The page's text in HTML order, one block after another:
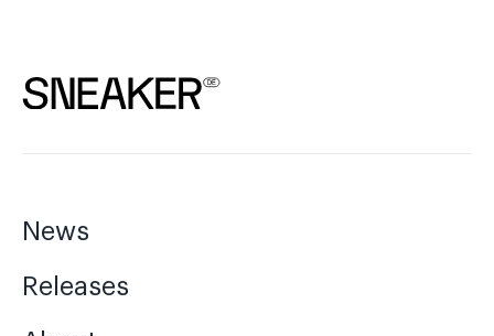
News
Releases